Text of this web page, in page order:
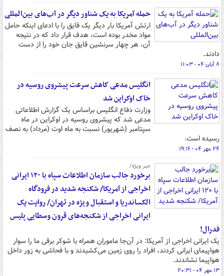
حمله آمریکا به یک شناور دیگر در آب‌های بین‌المللی
ارتش آمریکا بار دیگر یک قایق را با ادعای اینکه حامل
مواد مخدر بوده است، هدف قرار داد که در نتیجه
آن، هر چهار سرنشین قایق جان خود را از دست
دادند.
۸ آبان ۰۴ - ۱۱:۰۳
انگلیس مدعی کاهش سرعت پیشروی‌ روسیه در
خاک اوکراین شد
وزارت دفاع انگلیس براساس یک گزارش اطلاعاتی
مدعی شد که پیشروی روسیه در اوکراین در ماه
سپتامبر (شهریور) نسبت به ماه اوت (مرداد) به نصف
رسیده است.
۲۴ مهر ۰۴ - ۱۹:۱۶
خبر ویژه/
برخورد جالب سازمان اطلاعات سپاه با ۱۲۰ ایرانی
اخراجی از آمریکا/ شکنجه شدید در فرودگاه
الکساندریا و استقبال ویژه در تهران/ روایت یک
ایرانی اخراجی از شکنجه‌های قرون وسطایی پلیس
فدرال!
یک ایرانی اخراجی از آمریکا: در آن‌جا ماموران همراه با شوکر برقی ما را سوار
هواپیمای ایرانی کردند، افراد را روی زمین می‌کشیدند و با فحاشی به زور داخل
هواپیما نشاندند.
۱۳ مهر ۰۴ - ۲۰:۳۱